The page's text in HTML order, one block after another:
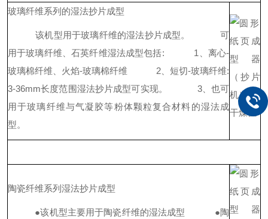
玻璃纤维系列的湿法抄片成型
该机型用于玻璃纤维的湿法抄片成型。
可
用于玻璃纤维、石英纤维湿法成型包括: 1、离心-
玻璃棉纤维、火焰-玻璃棉纤维 2、短切-玻璃纤维:
3-36mm长度范围湿法抄片成型可实现。
3、也可
用于玻璃纤维与气凝胶等粉体颗粒复合材料的湿法成
型。
陶瓷纤维系列湿法抄片成型
●该机型主要用于陶瓷纤维的湿法成型 ●陶